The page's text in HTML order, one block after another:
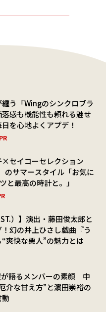
纏う「Wingのシンクロブラ
落感も機能性も頼れる魅せ
を心地よくアプデ！
PR
×セイコーセレクション
のサマースタイル「お気に
と最高の時計と。」
）】演出・藤田俊太郎と
幻の井上ひさし戯曲『う
爽快な悪人”の魅力とは
語るメンバーの素顔｜中
介な甘え方”と濵田崇裕の